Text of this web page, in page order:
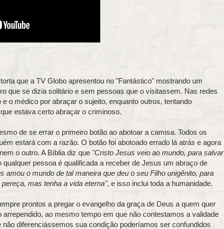
que a TV Globo apresentou no "Fantástico" mostrando um
que se dizia solitário e sem pessoas que o visitassem. Nas redes
o médico por abraçar o sujeito, enquanto outros, tentando
estava certo abraçar o criminoso.
de se errar o primeiro botão ao abotoar a camisa. Todos os
estará com a razão. O botão foi abotoado errado lá atrás e agora
o outro. A Bíblia diz que "Cristo Jesus veio ao mundo, para salvar
qualquer pessoa é qualificada a receber de Jesus um abraço de
amou o mundo de tal maneira que deu o seu Filho unigênito, para
mas tenha a vida eterna", e isso inclui toda a humanidade.
prontos a pregar o evangelho da graça de Deus a quem quer
ao mesmo tempo em que não contestamos a validade
diferenciássemos sua condição poderíamos ser confundidos